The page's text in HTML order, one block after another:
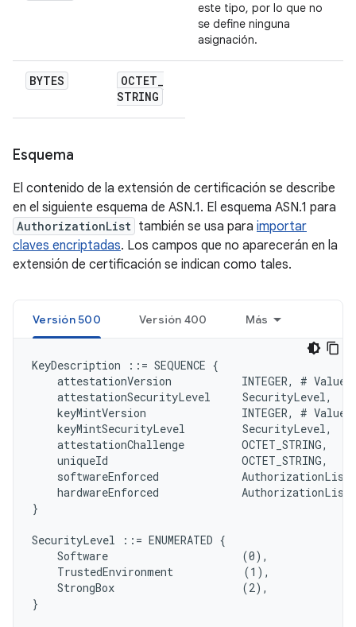
este tipo, por lo que no
se define ninguna
asignación.
BYTES OCTET_
STRING
Esquema
El contenido de la extensión de certificación se describe
en el siguiente esquema de ASN.1. El esquema ASN.1 para
AuthorizationList también se usa para importar
claves encriptadas. Los campos que no aparecerán en la
extensión de certificación se indican como tales.
Versión 500 Versión 400 Más
KeyDescription ::= SEQUENCE {
attestationVersion           INTEGER, # Value
    attestationSecurityLevel     SecurityLevel,
keyMintVersion               INTEGER, # Value
    keyMintSecurityLevel         SecurityLevel,
    attestationChallenge         OCTET_STRING,
    uniqueId                     OCTET_STRING,
    softwareEnforced             AuthorizationList,
    hardwareEnforced             AuthorizationList,
}
SecurityLevel ::= ENUMERATED {
    Software                     (0),
    TrustedEnvironment           (1),
    StrongBox                    (2),
}